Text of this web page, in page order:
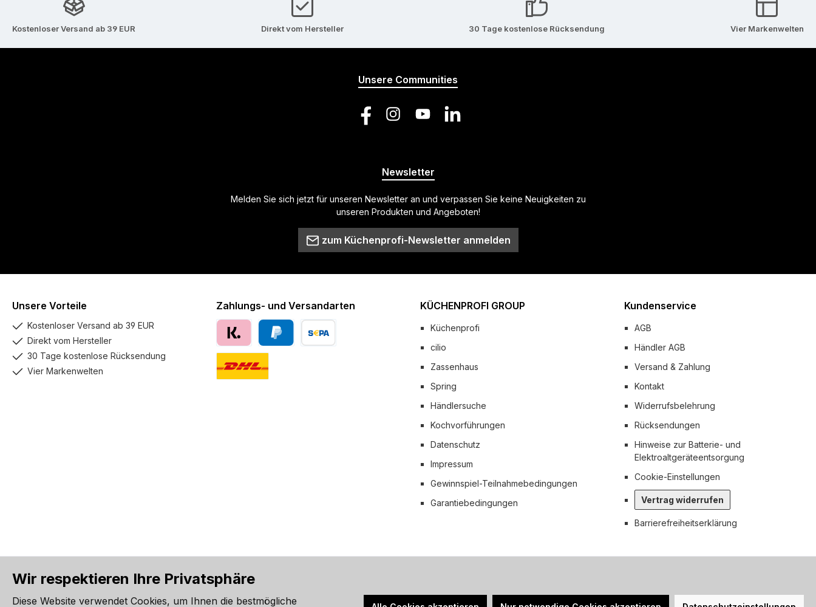
Kostenloser Versand ab 39 EUR Direkt vom Hersteller 30 Tage kostenlose Rücksendung Vier Markenwelten
Unsere Communities
FacebookInstagramYouTube LinkedIn
Newsletter
Melden Sie sich jetzt für unseren Newsletter an und verpassen Sie keine Neuigkeiten zu
unseren Produkten und Angeboten!
zum Küchenprofi-Newsletter anmelden
Unsere Vorteile
Kostenloser Versand ab 39 EUR
Direkt vom Hersteller
30 Tage kostenlose Rücksendung
Vier Markenwelten
Zahlungs- und Versandarten
PayPal
Klarna
KÜCHENPROFI GROUP
Küchenprofi
cilio
Zassenhaus
Spring
Händlersuche
Kochvorführungen
Datenschutz
Impressum
Gewinnspiel-Teilnahmebedingungen
Garantiebedingungen
Kundenservice
AGB
Händler AGB
Versand & Zahlung
Kontakt
Widerrufsbelehrung
Rücksendungen
Hinweise zur Batterie- und
Elektroaltgeräteentsorgung
Cookie-Einstellungen
Vertrag widerrufen
Barrierefreiheitserklärung
Alle Preise inkl. gesetzl. Mehrwertsteuer zzgl. Versandkostenund ggf. Nachnahmegebühren, wenn nicht anders angegeben.
Wir respektieren Ihre Privatsphäre
Diese Website verwendet Cookies, um Ihnen die bestmögliche